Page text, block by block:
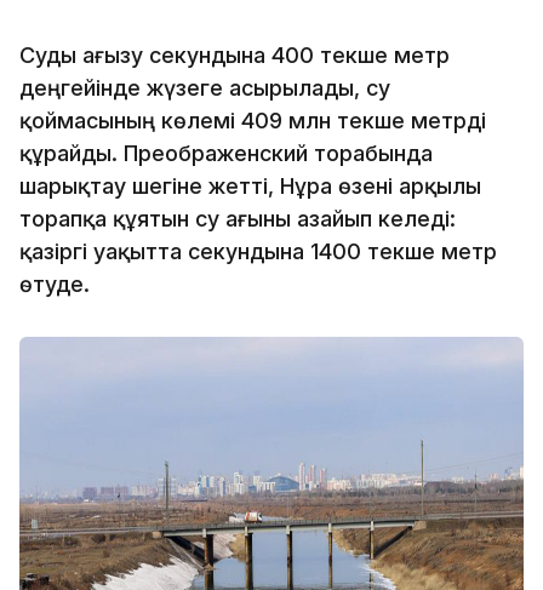
Суды ағызу секундына 400 текше метр
деңгейінде жүзеге асырылады, су
қоймасының көлемі 409 млн текше метрді
құрайды. Преображенский торабында
шарықтау шегіне жетті, Нұра өзені арқылы
торапқа құятын су ағыны азайып келеді:
қазіргі уақытта секундына 1400 текше метр
өтуде.